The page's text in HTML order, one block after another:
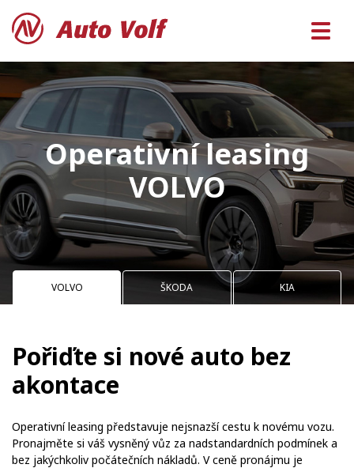
Operativní leasing
VOLVO
VOLVO ŠKODA KIA
Pořiďte si nové auto bez
akontace
Operativní leasing představuje nejsnazší cestu k novému vozu.
Pronajměte si váš vysněný vůz za nadstandardních podmínek a
bez jakýchkoliv počátečních nákladů. V ceně pronájmu je